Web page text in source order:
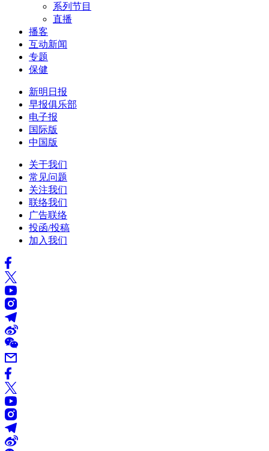
系列节目
直播
播客
互动新闻
专题
保健
新明日报
早报俱乐部
电子报
国际版
中国版
关于我们
常见问题
关注我们
联络我们
广告联络
投函/投稿
加入我们